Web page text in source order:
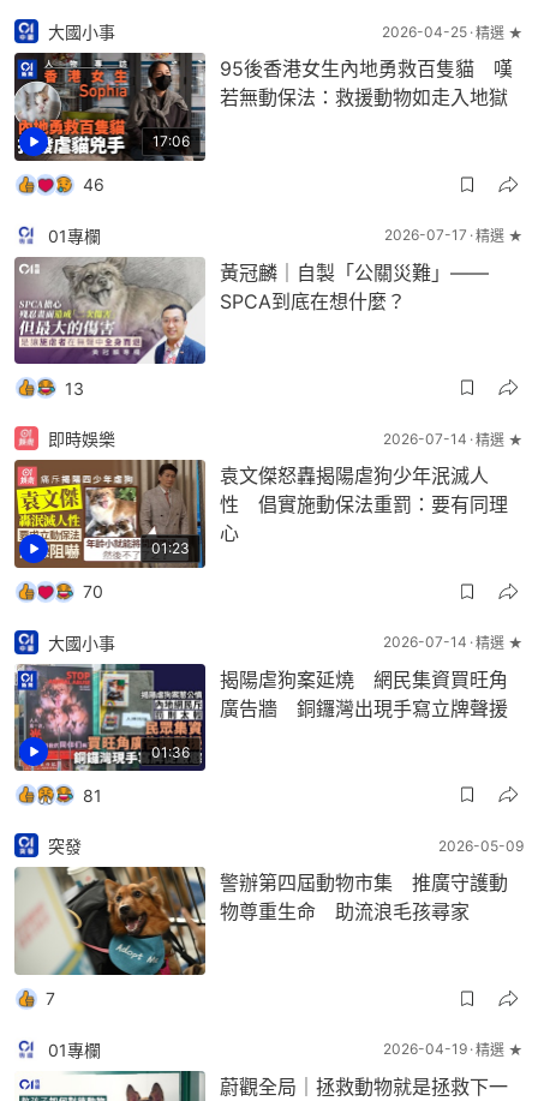
17:06
大國小事 2026-04-25 精選 ★
95後香港女生內地勇救百隻貓 嘆
若無動保法：救援動物如走入地獄
46
01專欄 2026-07-17 精選 ★
黃冠麟｜自製「公關災難」——
SPCA到底在想什麼？
13
01:23
即時娛樂 2026-07-14 精選 ★
袁文傑怒轟揭陽虐狗少年泯滅人
性 倡實施動保法重罰：要有同理
心
70
01:36
大國小事 2026-07-14 精選 ★
揭陽虐狗案延燒 網民集資買旺角
廣告牆 銅鑼灣出現手寫立牌聲援
81
突發 2026-05-09
警辦第四屆動物市集 推廣守護動
物尊重生命 助流浪毛孩尋家
7
01專欄 2026-04-19 精選 ★
蔚觀全局｜拯救動物就是拯救下一